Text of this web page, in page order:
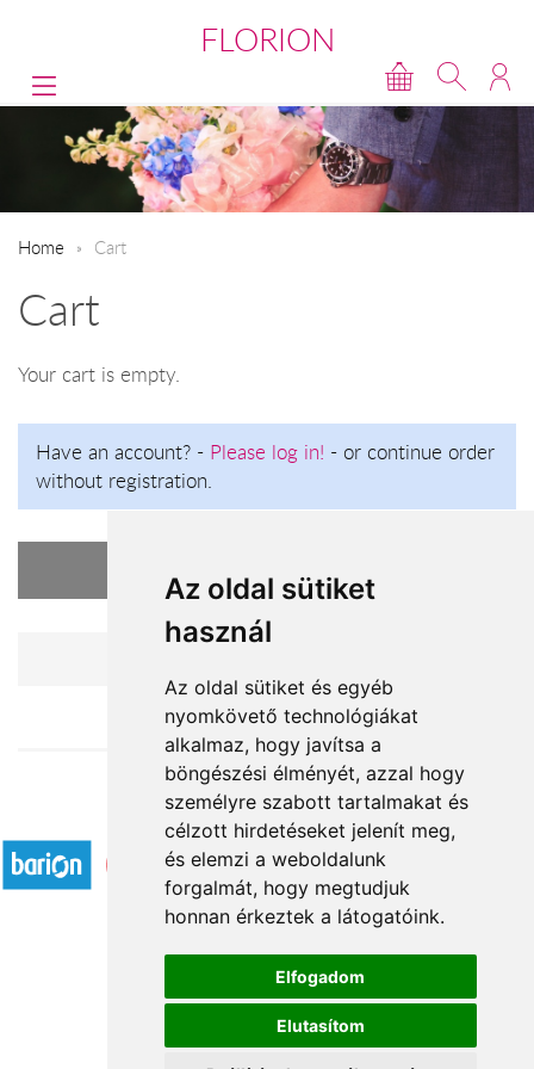
Az oldal sütiket
használ
Az oldal sütiket és egyéb
nyomkövető technológiákat
alkalmaz, hogy javítsa a
böngészési élményét, azzal hogy
személyre szabott tartalmakat és
célzott hirdetéseket jelenít meg,
és elemzi a weboldalunk
forgalmát, hogy megtudjuk
honnan érkeztek a látogatóink.
Elfogadom
Elutasítom
FLORION
Home Cart
Cart
Your cart is empty.
Have an account? - Please log in! - or continue order
without registration.
Your cart is empty
Accepted payment methods
Á.SZ.F.
Impresszum
Adatkezelési tájékoztató